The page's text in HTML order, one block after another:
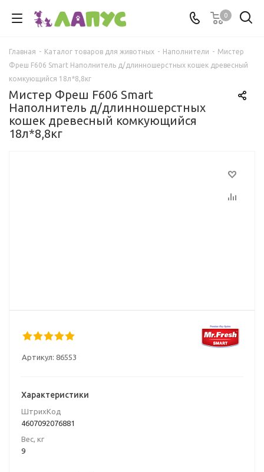
0
Главная - Каталог товаров для животных - Наполнители - Мистер
Фреш F606 Smart Наполнитель д/длинношерстных кошек древесный
комкующийся 18л*8,8кг
Мистер Фреш F606 Smart
Наполнитель д/длинношерстных
кошек древесный комкующийся
18л*8,8кг
Артикул: 86553
Характеристики
ШтрихКод
4607092076881
Вес, кг
9